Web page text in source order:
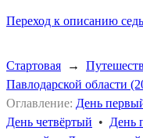
Переход к описанию
Стартовая →
Павлодарской области
Оглавление: День
День четвёртый • День